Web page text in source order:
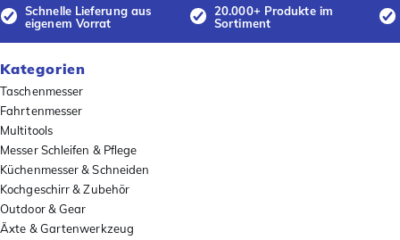
Schnelle Lieferung aus
eigenem Vorrat
20.000+ Produkte im
Sortiment
Kategorien
Taschenmesser
Fahrtenmesser
Multitools
Messer Schleifen & Pflege
Küchenmesser & Schneiden
Kochgeschirr & Zubehör
Outdoor & Gear
Äxte & Gartenwerkzeug